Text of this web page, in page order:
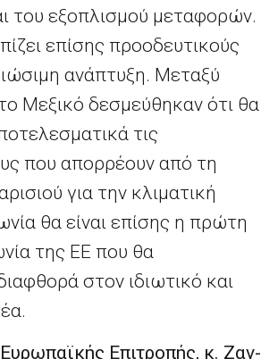
του εξοπλισμού μεταφορών.
επίσης προοδευτικούς
ανάπτυξη. Μεταξύ
Μεξικό δεσμεύθηκαν ότι θα
τις
που απορρέουν από τη
για την κλιματική
θα είναι επίσης η πρώτη
της ΕΕ που θα
στον ιδιωτικό και
Επιτροπής, κ. Ζαν-